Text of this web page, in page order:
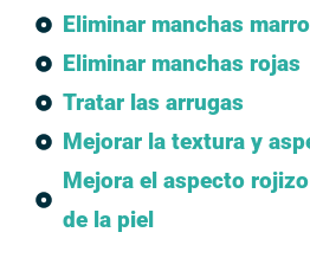
Eliminar manchas
Eliminar manchas rojas
Tratar las arrugas
Mejorar la textura y
Mejora el aspecto
de la piel